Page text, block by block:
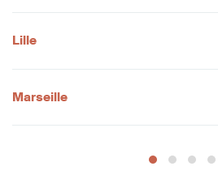
Lille
Marseille